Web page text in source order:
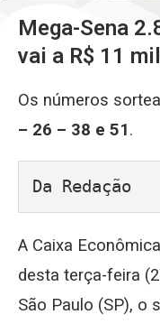
Mega-Sena
vai a R$ 11
Os números
– 26 – 38 e 51.
Da Redação
A Caixa
desta terça-feira
São Paulo (SP), o